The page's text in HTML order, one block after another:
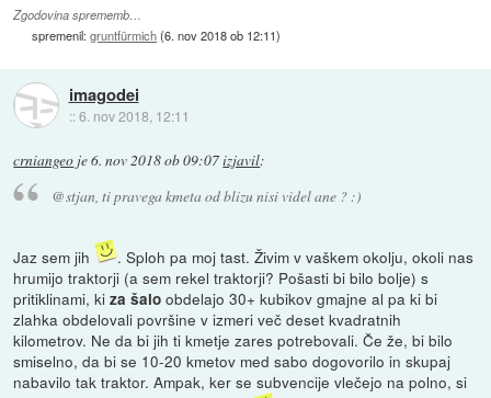
Zgodovina sprememb…
spremenil:gruntfürmich(6. nov 2018 ob 12:11)
imagodei
::6. nov 2018, 12:11
crniangeo je6. nov 2018 ob 09:07izjavil:
@stjan, ti pravega kmeta od blizu nisi videl ane ? :)
Jaz sem jih
. Sploh pa moj tast. Živim v vaškem okolju, okoli nas
hrumijo traktorji (a sem rekel traktorji? Pošasti bi bilo bolje) s
pritiklinami, kiza šalo obdelajo 30+ kubikov gmajne al pa ki bi
zlahka obdelovali površine v izmeri več deset kvadratnih
kilometrov. Ne da bi jih ti kmetje zares potrebovali. Če že, bi bilo
smiselno, da bi se 10-20 kmetov med sabo dogovorilo in skupaj
nabavilo tak traktor. Ampak, ker se subvencije vlečejo na polno, si